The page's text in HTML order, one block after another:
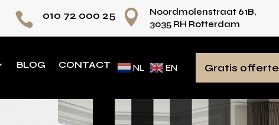
Persoonlijk advies voor iedere ruimte
 010 72 000 25 
Noordmolenstraat 61B,
3035 RH Rotterdam
BLOG CONTACT NL EN Gratis offerte